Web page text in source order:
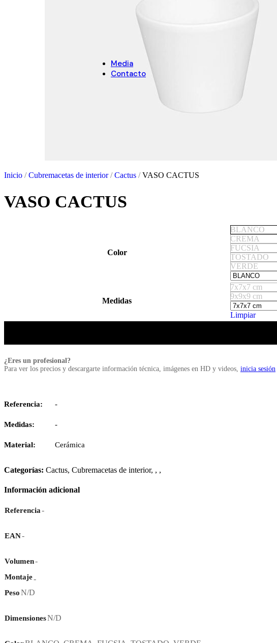
NAVIDAD
Decoración de Navidad
Cubremacetas de Navidad
Media
Contacto
Inicio / Cubremacetas de interior/ Cactus / VASO CACTUS
VASO CACTUS
Color
BLANCO
CREMA
FUCSIA
TOSTADO
VERDE
Medidas
7x7x7 cm
9x9x9 cm
Limpiar
¿Eres un profesional?
Para ver los precios y descargarte información técnica, imágenes en HD y videos, inicia sesión
Referencia: -
Medidas: -
Material: Cerámica
Categorías: Cactus, Cubremacetas de interior, , ,
Información adicional
Referencia-
EAN-
Volumen-
Montaje-
PesoN/D
DimensionesN/D